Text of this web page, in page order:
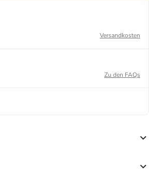
Versandkosten
Zu den FAQs